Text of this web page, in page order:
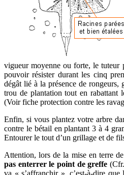
vigueur moyenne ou forte, le tuteur
pouvoir résister durant les cinq
dégât lié à la présence de
trou de plantation tout en rabattant
(Voir fiche protection contre les
Enfin, si vous plantez votre arbre
contre le bétail en plantant 3 à 4
Entourer le tout d’un grillage et de
Attention, lors de la mise en terre
pas enterrer le point de greffe